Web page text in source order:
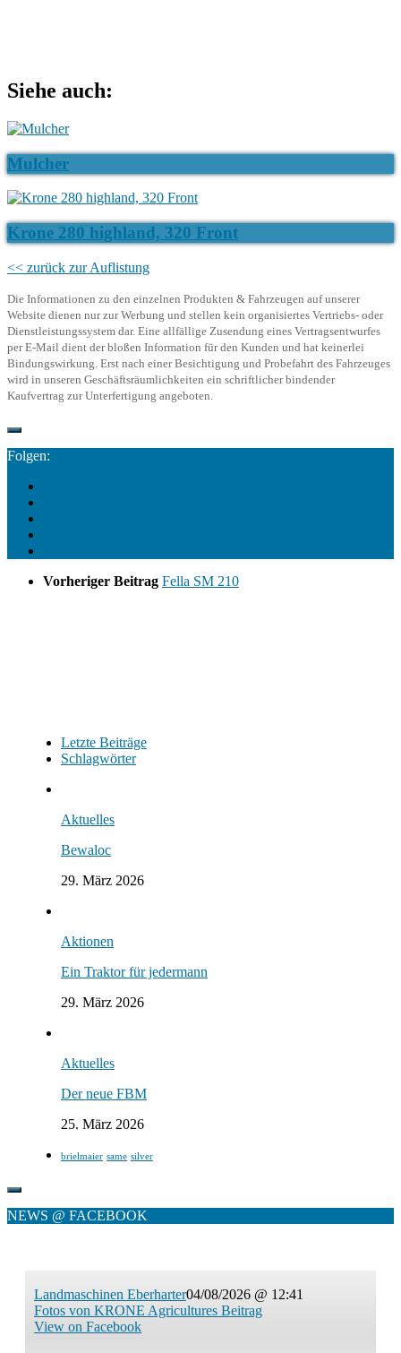
Siehe auch:
Mulcher
Krone 280 highland, 320 Front
<< zurück zur Auflistung
Die Informationen zu den einzelnen Produkten & Fahrzeugen auf unserer
Website dienen nur zur Werbung und stellen kein organisiertes Vertriebs- oder
Dienstleistungssystem dar. Eine allfällige Zusendung eines Vertragsentwurfes
per E-Mail dient der bloßen Information für den Kunden und hat keinerlei
Bindungswirkung. Erst nach einer Besichtigung und Probefahrt des Fahrzeuges
wird in unseren Geschäftsräumlichkeiten ein schriftlicher bindender
Kaufvertrag zur Unterfertigung angeboten.
Folgen:
Vorheriger Beitrag Fella SM 210
Letzte Beiträge
Schlagwörter
Aktuelles
Bewaloc
29. März 2026
Aktionen
Ein Traktor für jedermann
29. März 2026
Aktuelles
Der neue FBM
25. März 2026
brielmaier same silver
NEWS @ FACEBOOK
Landmaschinen Eberharter04/08/2026 @ 12:41
Fotos von KRONE Agricultures Beitrag
View on Facebook